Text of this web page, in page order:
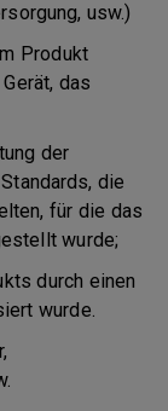
usw.)
Produkt
das
der
die
für die das
wurde;
durch einen
wurde.